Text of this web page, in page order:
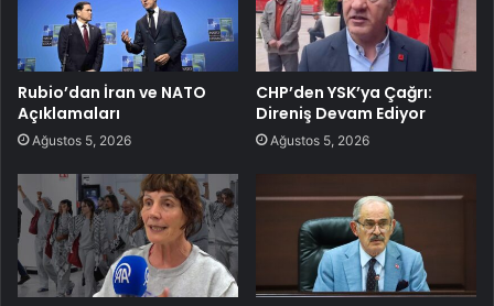
Rubio’dan İran ve NATO
Açıklamaları
Ağustos 5, 2026
CHP’den YSK’ya Çağrı:
Direniş Devam Ediyor
Ağustos 5, 2026